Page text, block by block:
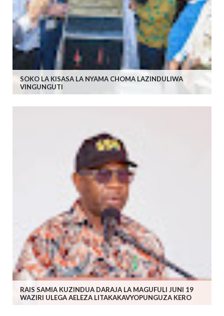
SOKO LA KISASA LA NYAMA CHOMA LAZINDULIWA
VINGUNGUTI
RAIS SAMIA KUZINDUA DARAJA LA MAGUFULI JUNI 19
WAZIRI ULEGA AELEZA LITAKAKAVYOPUNGUZA KERO